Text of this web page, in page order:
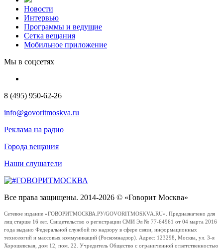
Новости
Интервью
Программы и ведущие
Сетка вещания
Мобильное приложение
Мы в соцсетях
8 (495) 950-62-26
info@govoritmoskva.ru
Реклама на радио
Города вещания
Наши слушатели
Все права защищены. 2014-2026 © «Говорит Москва»
Сетевое издание «ГОВОРИТМОСКВА.РУ/GOVORITMOSKVA.RU». Предназначено для
лиц старше 16 лет. Свидетельство о регистрации СМИ Эл № 77-64961 от 04 марта 2016
года выдано Федеральной службой по надзору в сфере связи, информационных
технологий и массовых коммуникаций (Роскомнадзор). Адрес: 123298, Москва, ул. 3-я
Хорошевская, дом 12, пом. 22. Учредитель Общество с ограниченной ответственностью